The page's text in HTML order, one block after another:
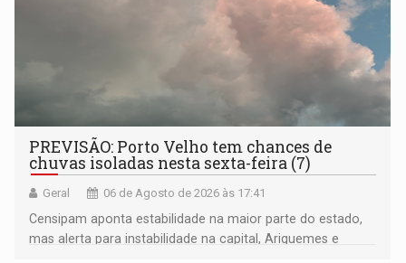
PREVISÃO: Porto Velho tem chances de
chuvas isoladas nesta sexta-feira (7)
Geral 06 de Agosto de 2026 às 17:41
Censipam aponta estabilidade na maior parte do estado,
mas alerta para instabilidade na capital, Ariquemes e